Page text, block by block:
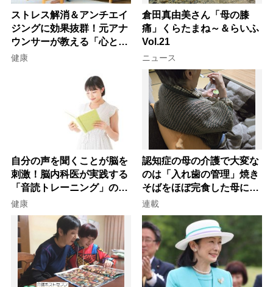
ストレス解消＆アンチエイ
ジングに効果抜群！元アナ
ウンサーが教える「心と体
を元気にする音読の習慣」
健康
倉田真由美さん「母の膝
痛」くらたまね～＆らいふ
Vol.21
ニュース
自分の声を聞くことが脳を
刺激！脳内科医が実践する
「音読トレーニング」の極
意
健康
認知症の母の介護で大変な
のは「入れ歯の管理」焼き
そばをほぼ完食した母に息
子が血の気が引いた理由
連載